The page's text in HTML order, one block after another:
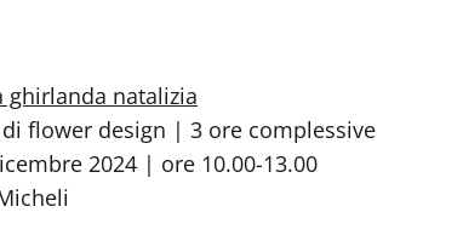
ghirlanda natalizia
flower design | 3 ore complessive
2024 | ore 10.00-13.00